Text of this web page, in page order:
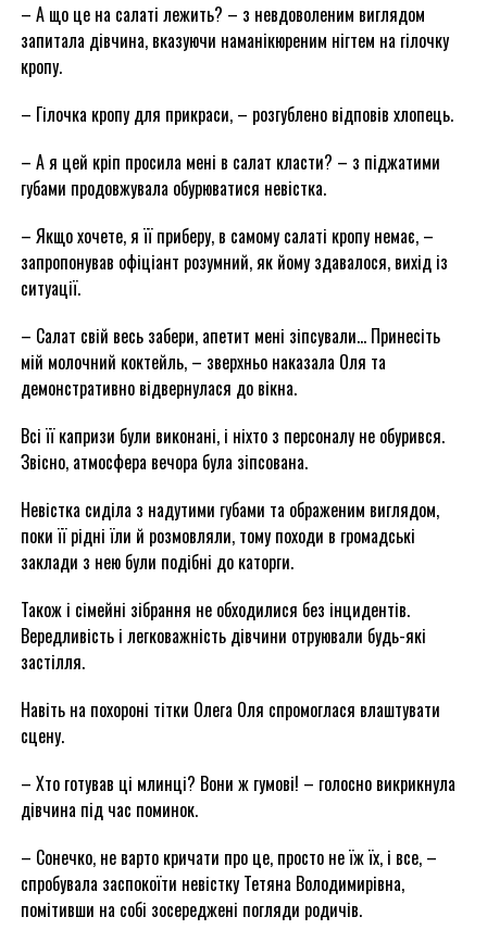
– А що це на салаті лежить? – з невдоволеним виглядом
запитала дівчина, вказуючи наманікюреним нігтем на гілочку
кропу.
– Гілочка кропу для прикраси, – розгублено відповів хлопець.
– А я цей кріп просила мені в салат класти? – з піджатими
губами продовжувала обурюватися невістка.
– Якщо хочете, я її приберу, в самому салаті кропу немає, –
запропонував офіціант розумний, як йому здавалося, вихід із
ситуації.
– Салат свій весь забери, апетит мені зіпсували… Принесіть
мій молочний коктейль, – зверхньо наказала Оля та
демонстративно відвернулася до вікна.
Всі її капризи були виконані, і ніхто з персоналу не обурився.
Звісно, атмосфера вечора була зіпсована.
Невістка сиділа з надутими губами та ображеним виглядом,
поки її рідні їли й розмовляли, тому походи в громадські
заклади з нею були подібні до каторги.
Також і сімейні зібрання не обходилися без інцидентів.
Вередливість і легковажність дівчини отруювали будь-які
застілля.
Навіть на похороні тітки Олега Оля спромоглася влаштувати
сцену.
– Хто готував ці млинці? Вони ж гумові! – голосно викрикнула
дівчина під час поминок.
– Сонечко, не варто кричати про це, просто не їж їх, і все, –
спробувала заспокоїти невістку Тетяна Володимирівна,
помітивши на собі зосереджені погляди родичів.